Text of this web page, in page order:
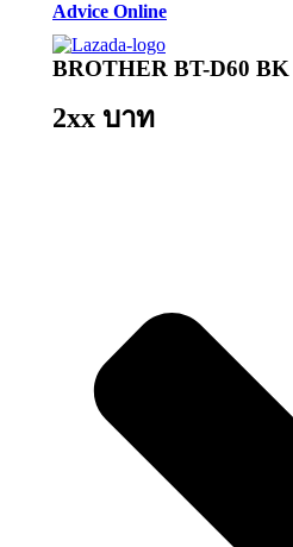
Advice Online
BROTHER BT-D60 BK
2xx บาท